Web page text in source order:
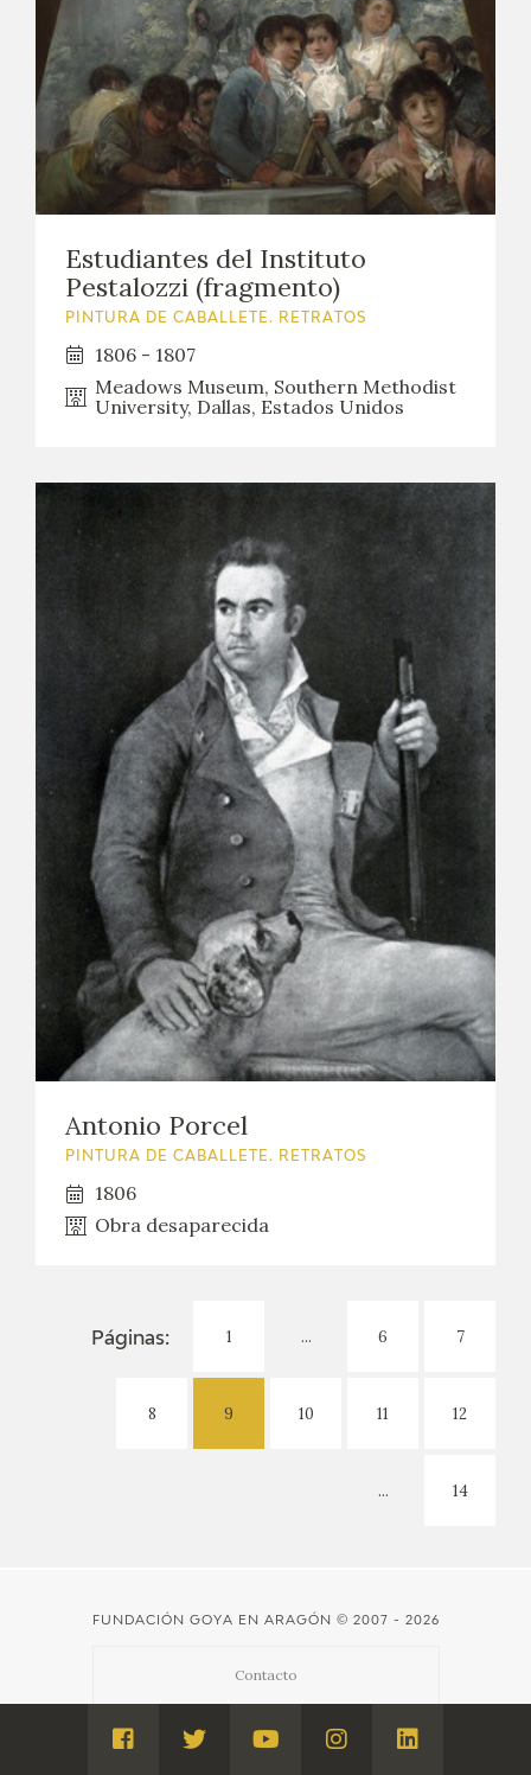
Estudiantes del Instituto
Pestalozzi (fragmento)
PINTURA DE CABALLETE. RETRATOS
1806 - 1807
Meadows Museum, Southern Methodist
University, Dallas, Estados Unidos
Antonio Porcel
PINTURA DE CABALLETE. RETRATOS
1806
Obra desaparecida
Páginas: 1 ... 6 7
8 9 10 11 12
... 14
FUNDACIÓN GOYA EN ARAGÓN © 2007 - 2026
Contacto
Créditos
Visita
Visita
Visita
Visita
Visita